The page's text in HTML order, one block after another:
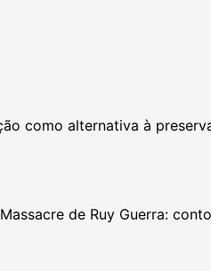
como alternativa à
de Ruy Guerra: